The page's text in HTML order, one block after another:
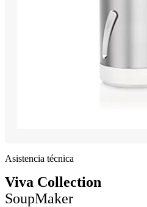
Asistencia técnica
Viva Collection
SoupMaker